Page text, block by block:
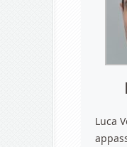
Luca